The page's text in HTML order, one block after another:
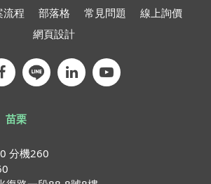
流程 部落格 常見問題
線上詢價
網頁設計
苗栗
分機260